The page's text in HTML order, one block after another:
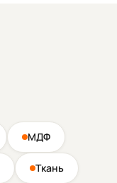
МДФ
Ткань